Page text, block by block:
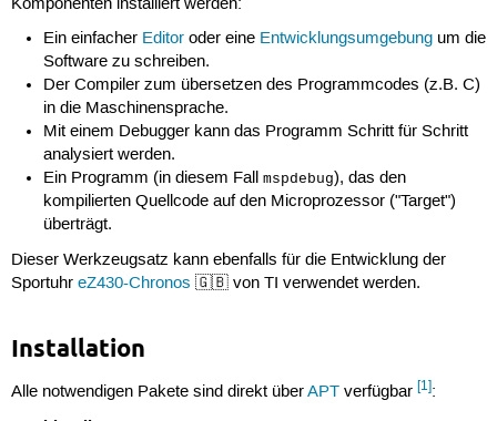
Komponenten installiert werden:
Ein einfacher Editor oder eine Entwicklungsumgebung um die
Software zu schreiben.
Der Compiler zum übersetzen des Programmcodes (z.B. C)
in die Maschinensprache.
Mit einem Debugger kann das Programm Schritt für Schritt
analysiert werden.
Ein Programm (in diesem Fallmspdebug), das den
kompilierten Quellcode auf den Microprozessor ("Target")
überträgt.
Dieser Werkzeugsatz kann ebenfalls für die Entwicklung der
Sportuhr eZ430-Chronos 🇬🇧 von TI verwendet werden.
Installation
Alle notwendigen Pakete sind direkt überAPTverfügbar [1]: